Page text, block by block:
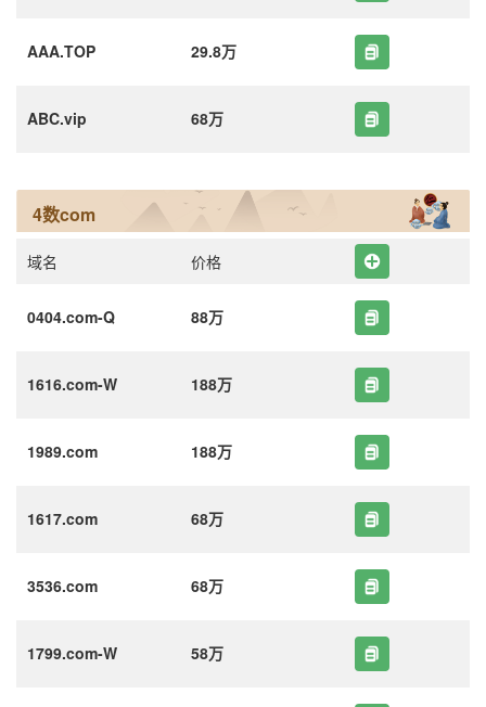
AAA.TOP 29.8万
ABC.vip 68万
4数com
域名 价格
0404.com-Q 88万
1616.com-W 188万
1989.com 188万
1617.com 68万
3536.com 68万
1799.com-W 58万